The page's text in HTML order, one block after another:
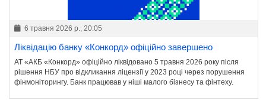
6 травня 2026 р., 20:05
Ліквідацію банку «Конкорд» офіційно завершено
АТ «АКБ «Конкорд» офіційно ліквідовано 5 травня 2026 року після
рішення НБУ про відкликання ліцензії у 2023 році через порушення
фінмоніторингу. Банк працював у ніші малого бізнесу та фінтеху.